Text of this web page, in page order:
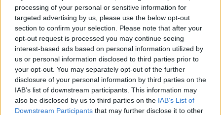
processing of your personal or sensitive information for
targeted advertising by us, please use the below opt-out
section to confirm your selection. Please note that after your
opt-out request is processed you may continue seeing
interest-based ads based on personal information utilized by
us or personal information disclosed to third parties prior to
your opt-out. You may separately opt-out of the further
disclosure of your personal information by third parties on the
IAB’s list of downstream participants. This information may
also be disclosed by us to third parties on the IAB’s List of
Downstream Participants that may further disclose it to other
és edzőként egyaránt hosszú évekig szolgáló Herczeg András. A
gyöngyösi […]
2026.05.06 20:52
Megosztás: